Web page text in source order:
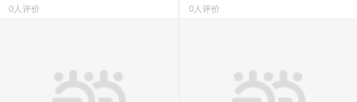
0人评价 0人评价